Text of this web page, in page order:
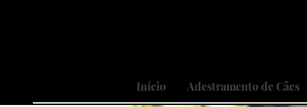
Início Adestramento de Cães